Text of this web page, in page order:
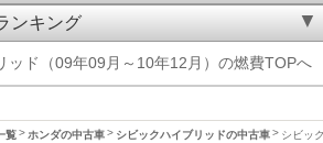
ンキング
ッド（09年09月～10年12月）の燃費TOPへ
覧 ホンダの中古車 シビックハイブリッドの中古車 シビッ